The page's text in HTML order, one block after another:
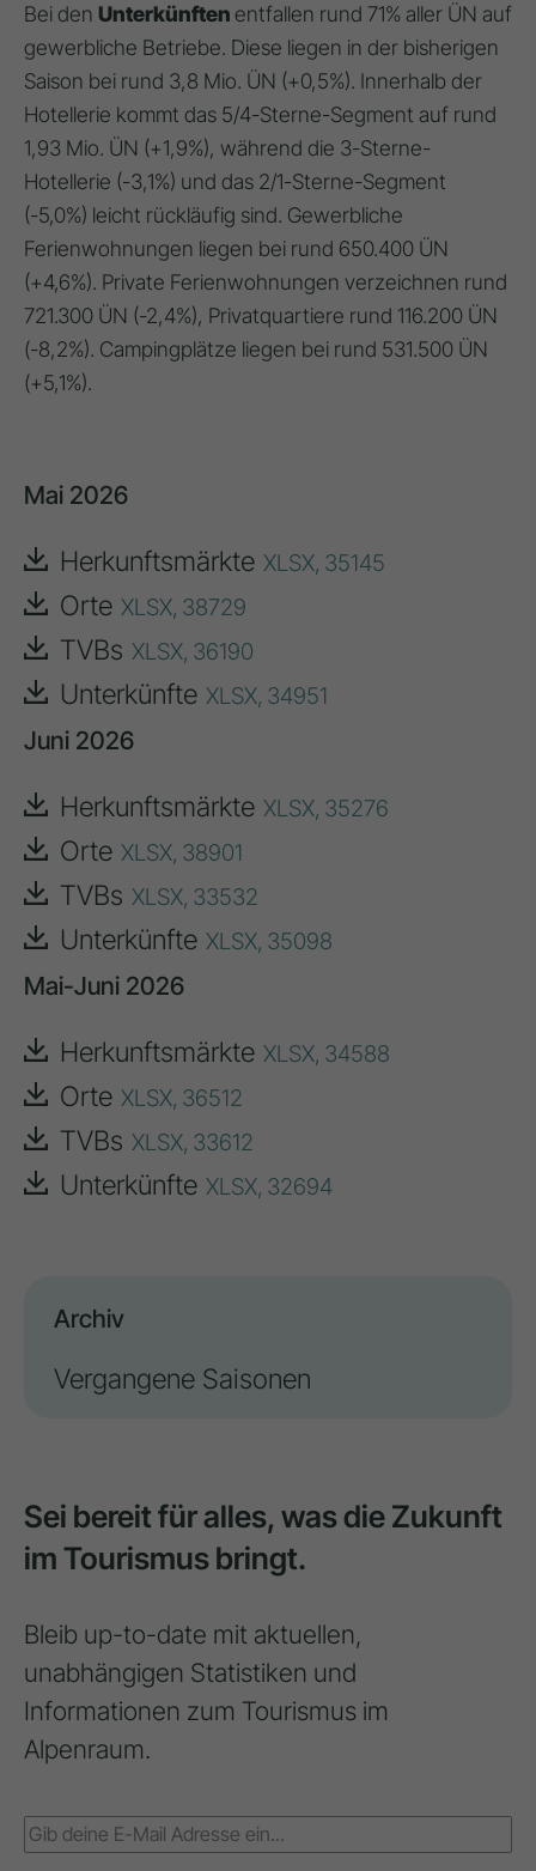
Bei den Unterkünftenentfallen rund 71% aller ÜN auf
gewerbliche Betriebe. Diese liegen in der bisherigen
Saison bei rund 3,8 Mio. ÜN (+0,5%). Innerhalb der
Hotellerie kommt das 5/4-Sterne-Segment auf rund
1,93 Mio. ÜN (+1,9%), während die 3-Sterne-
Hotellerie (-3,1%) und das 2/1-Sterne-Segment
(-5,0%) leicht rückläufig sind. Gewerbliche
Ferienwohnungen liegen bei rund 650.400 ÜN
(+4,6%). Private Ferienwohnungen verzeichnen rund
721.300 ÜN (-2,4%), Privatquartiere rund 116.200 ÜN
(-8,2%). Campingplätze liegen bei rund 531.500 ÜN
(+5,1%).
Mai 2026
Herkunftsmärkte XLSX, 35145
Orte XLSX, 38729
TVBs XLSX, 36190
Unterkünfte XLSX, 34951
Juni 2026
Herkunftsmärkte XLSX, 35276
Orte XLSX, 38901
TVBs XLSX, 33532
Unterkünfte XLSX, 35098
Mai-Juni 2026
Herkunftsmärkte XLSX, 34588
Orte XLSX, 36512
TVBs XLSX, 33612
Unterkünfte XLSX, 32694
Archiv
Vergangene Saisonen
Sei bereit für alles, was die Zukunft
im Tourismus bringt.
Bleib up-to-date mit aktuellen,
unabhängigen Statistiken und
Informationen zum Tourismus im
Alpenraum.